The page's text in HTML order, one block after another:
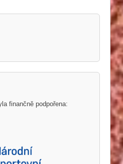
finančně podpořena: